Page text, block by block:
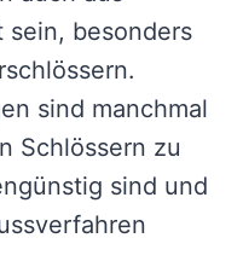
sein, besonders
sind manchmal
Schlössern zu
sind und